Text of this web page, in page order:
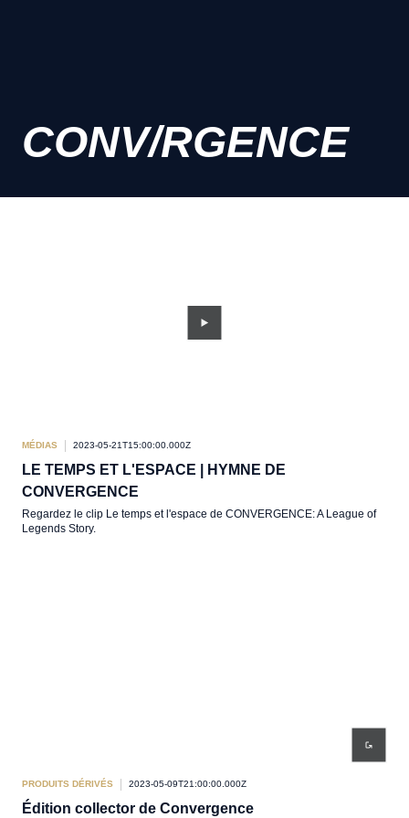
CONV/RGENCE
MÉDIAS 2023-05-21T15:00:00.000Z
LE TEMPS ET L'ESPACE | HYMNE DE
CONVERGENCE
Regardez le clip Le temps et l'espace de CONVERGENCE: A League of
Legends Story.
PRODUITS DÉRIVÉS 2023-05-09T21:00:00.000Z
Édition collector de Convergence